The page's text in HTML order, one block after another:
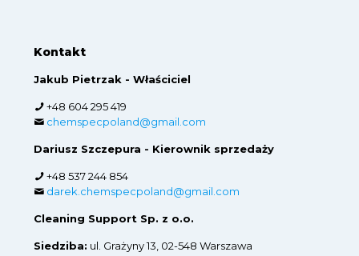
Kontakt
Jakub Pietrzak - Właściciel
+48 604 295 419
chemspecpoland@gmail.com
Dariusz Szczepura - Kierownik sprzedaży
+48 537 244 854
darek.chemspecpoland@gmail.com
Cleaning Support Sp. z o.o.
Siedziba: ul. Grażyny 13, 02-548 Warszawa